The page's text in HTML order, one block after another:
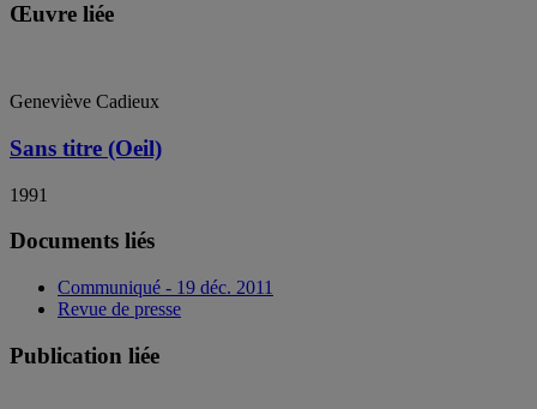
Œuvre liée
Geneviève Cadieux
Sans titre (Oeil)
1991
Documents liés
Communiqué - 19 déc. 2011
Revue de presse
Publication liée